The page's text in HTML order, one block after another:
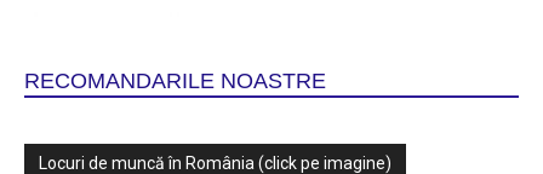
RECOMANDARILE NOASTRE
Locuri de muncă în România (click pe imagine)